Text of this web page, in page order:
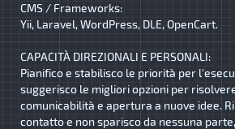
CMS / Frameworks:
Yii, Laravel, WordPress, DLE, OpenCart.
CAPACITÀ DIREZIONALI E PERSONALI:
Pianifico e stabilisco le priorità per
suggerisco le migliori opzioni per
comunicabilità e apertura a nuove idee.
contatto e non sparisco da nessuna